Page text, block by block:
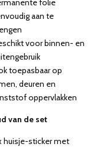
folie
aan te
voor binnen- en
toepasbaar op
deuren en
oppervlakken
van de set
huisje-sticker met